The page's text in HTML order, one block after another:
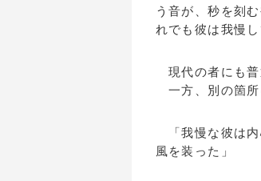
う音が、秒を刻
れでも彼は我慢
現代の者にも普
一方、別の箇所
「我慢な彼は内
風を装った」